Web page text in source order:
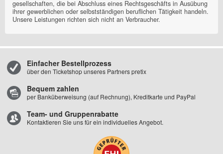
Einfacher Bestellprozess
über den Ticketshop unseres Partners pretix
Bequem zahlen
per Banküberweisung (auf Rechnung), Kreditkarte und PayPal
Team- und Gruppenrabatte
Kontaktieren Sie uns für ein individuelles Angebot.